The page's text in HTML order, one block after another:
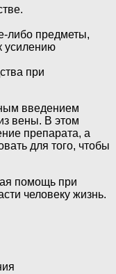
либо предметы,
усилению
при
введением
вены. В этом
препарата, а
для того, чтобы
помощь при
человеку жизнь.